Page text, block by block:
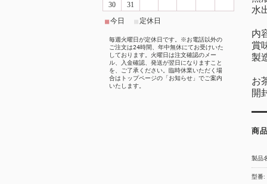
水
内
賞
製
お
開
商
製品
型番:
30
31
■今日 定休日
毎週火曜日が定休日です。※お電話以外の
ご注文は24時間、年中無休にてお受けいた
しております。火曜日は注文確認のメー
ル、入金確認、発送が翌日になりますこと
を、ご了承ください。臨時休業いただく場
合はトップページの「お知らせ」でご案内
いたします。